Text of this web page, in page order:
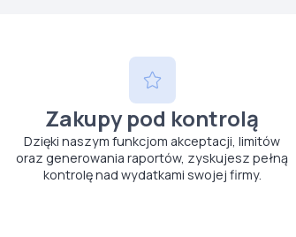
Zakupy pod kontrolą
Dzięki naszym funkcjom akceptacji, limitów
oraz generowania raportów, zyskujesz pełną
kontrolę nad wydatkami swojej firmy.